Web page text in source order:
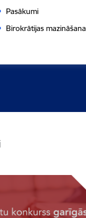
Pasākumi
Birokrātijas mazināšana